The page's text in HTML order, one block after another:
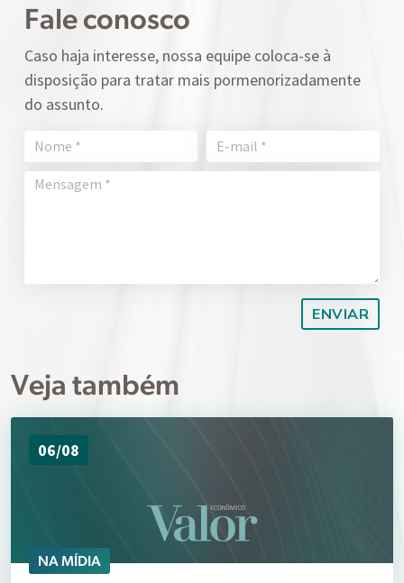
Fale conosco
Caso haja interesse, nossa equipe coloca-se à
disposição para tratar mais pormenorizadamente
do assunto.
Veja também
06/08
NA MÍDIA